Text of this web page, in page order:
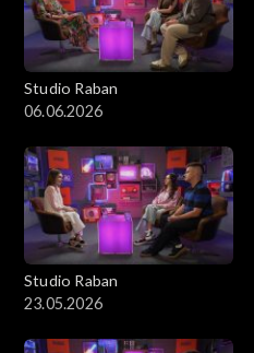
Studio Raban
06.06.2026
Studio Raban
23.05.2026